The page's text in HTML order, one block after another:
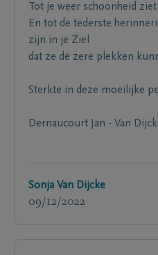
Tot je weer schoonheid ziet
En tot de tederste
zijn in je Ziel
dat ze de zere plekken
Sterkte in deze moeilijke
Dernaucourt Jan - Van
Sonja Van Dijcke
09/12/2022